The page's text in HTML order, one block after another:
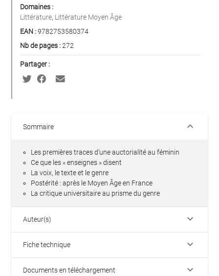
Domaines :
Littérature, Littérature Moyen Âge
EAN :9782753580374
Nb de pages :272
Partager :
Sommaire keyboard_arrow_down
Les premières traces d’une auctorialité au féminin
Ce que les « enseignes » disent
La voix, le texte et le genre
Postérité : après le Moyen Âge en France
La critique universitaire au prisme du genre
Auteur(s) keyboard_arrow_down
Fiche technique keyboard_arrow_down
Documents en téléchargement keyboard_arrow_down